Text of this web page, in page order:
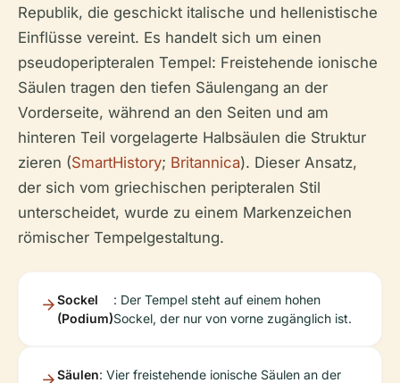
Republik, die geschickt italische und hellenistische
Einflüsse vereint. Es handelt sich um einen
pseudoperipteralen Tempel: Freistehende ionische
Säulen tragen den tiefen Säulengang an der
Vorderseite, während an den Seiten und am
hinteren Teil vorgelagerte Halbsäulen die Struktur
zieren (SmartHistory; Britannica). Dieser Ansatz,
der sich vom griechischen peripteralen Stil
unterscheidet, wurde zu einem Markenzeichen
römischer Tempelgestaltung.
Sockel
(Podium)
: Der Tempel steht auf einem hohen
Sockel, der nur von vorne zugänglich ist.
Säulen: Vier freistehende ionische Säulen an der